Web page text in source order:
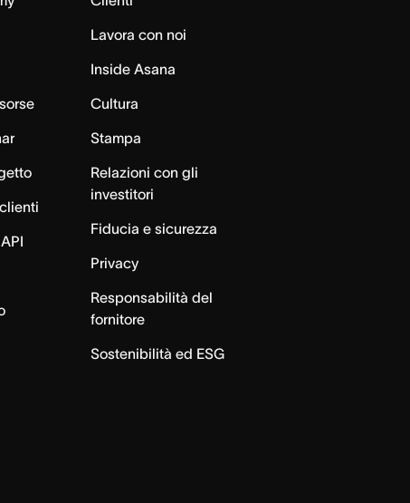
Lavora con noi
Inside Asana
Cultura
Stampa
Relazioni con gli
investitori
Fiducia e sicurezza
Privacy
Responsabilità del
fornitore
Sostenibilità ed ESG